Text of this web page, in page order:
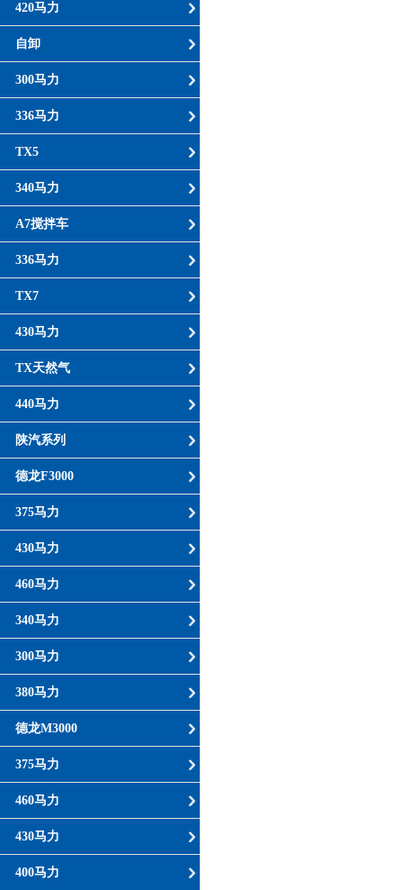
420马力
自卸
300马力
336马力
TX5
340马力
A7搅拌车
336马力
TX7
430马力
TX天然气
440马力
陕汽系列
德龙F3000
375马力
430马力
460马力
340马力
300马力
380马力
德龙M3000
375马力
460马力
430马力
400马力